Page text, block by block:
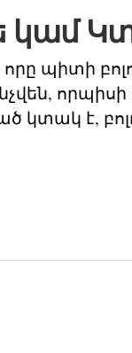
կամ
որը պիտի
կտակ է,